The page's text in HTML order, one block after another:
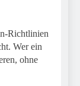
Richtlinien
Wer ein
ohne